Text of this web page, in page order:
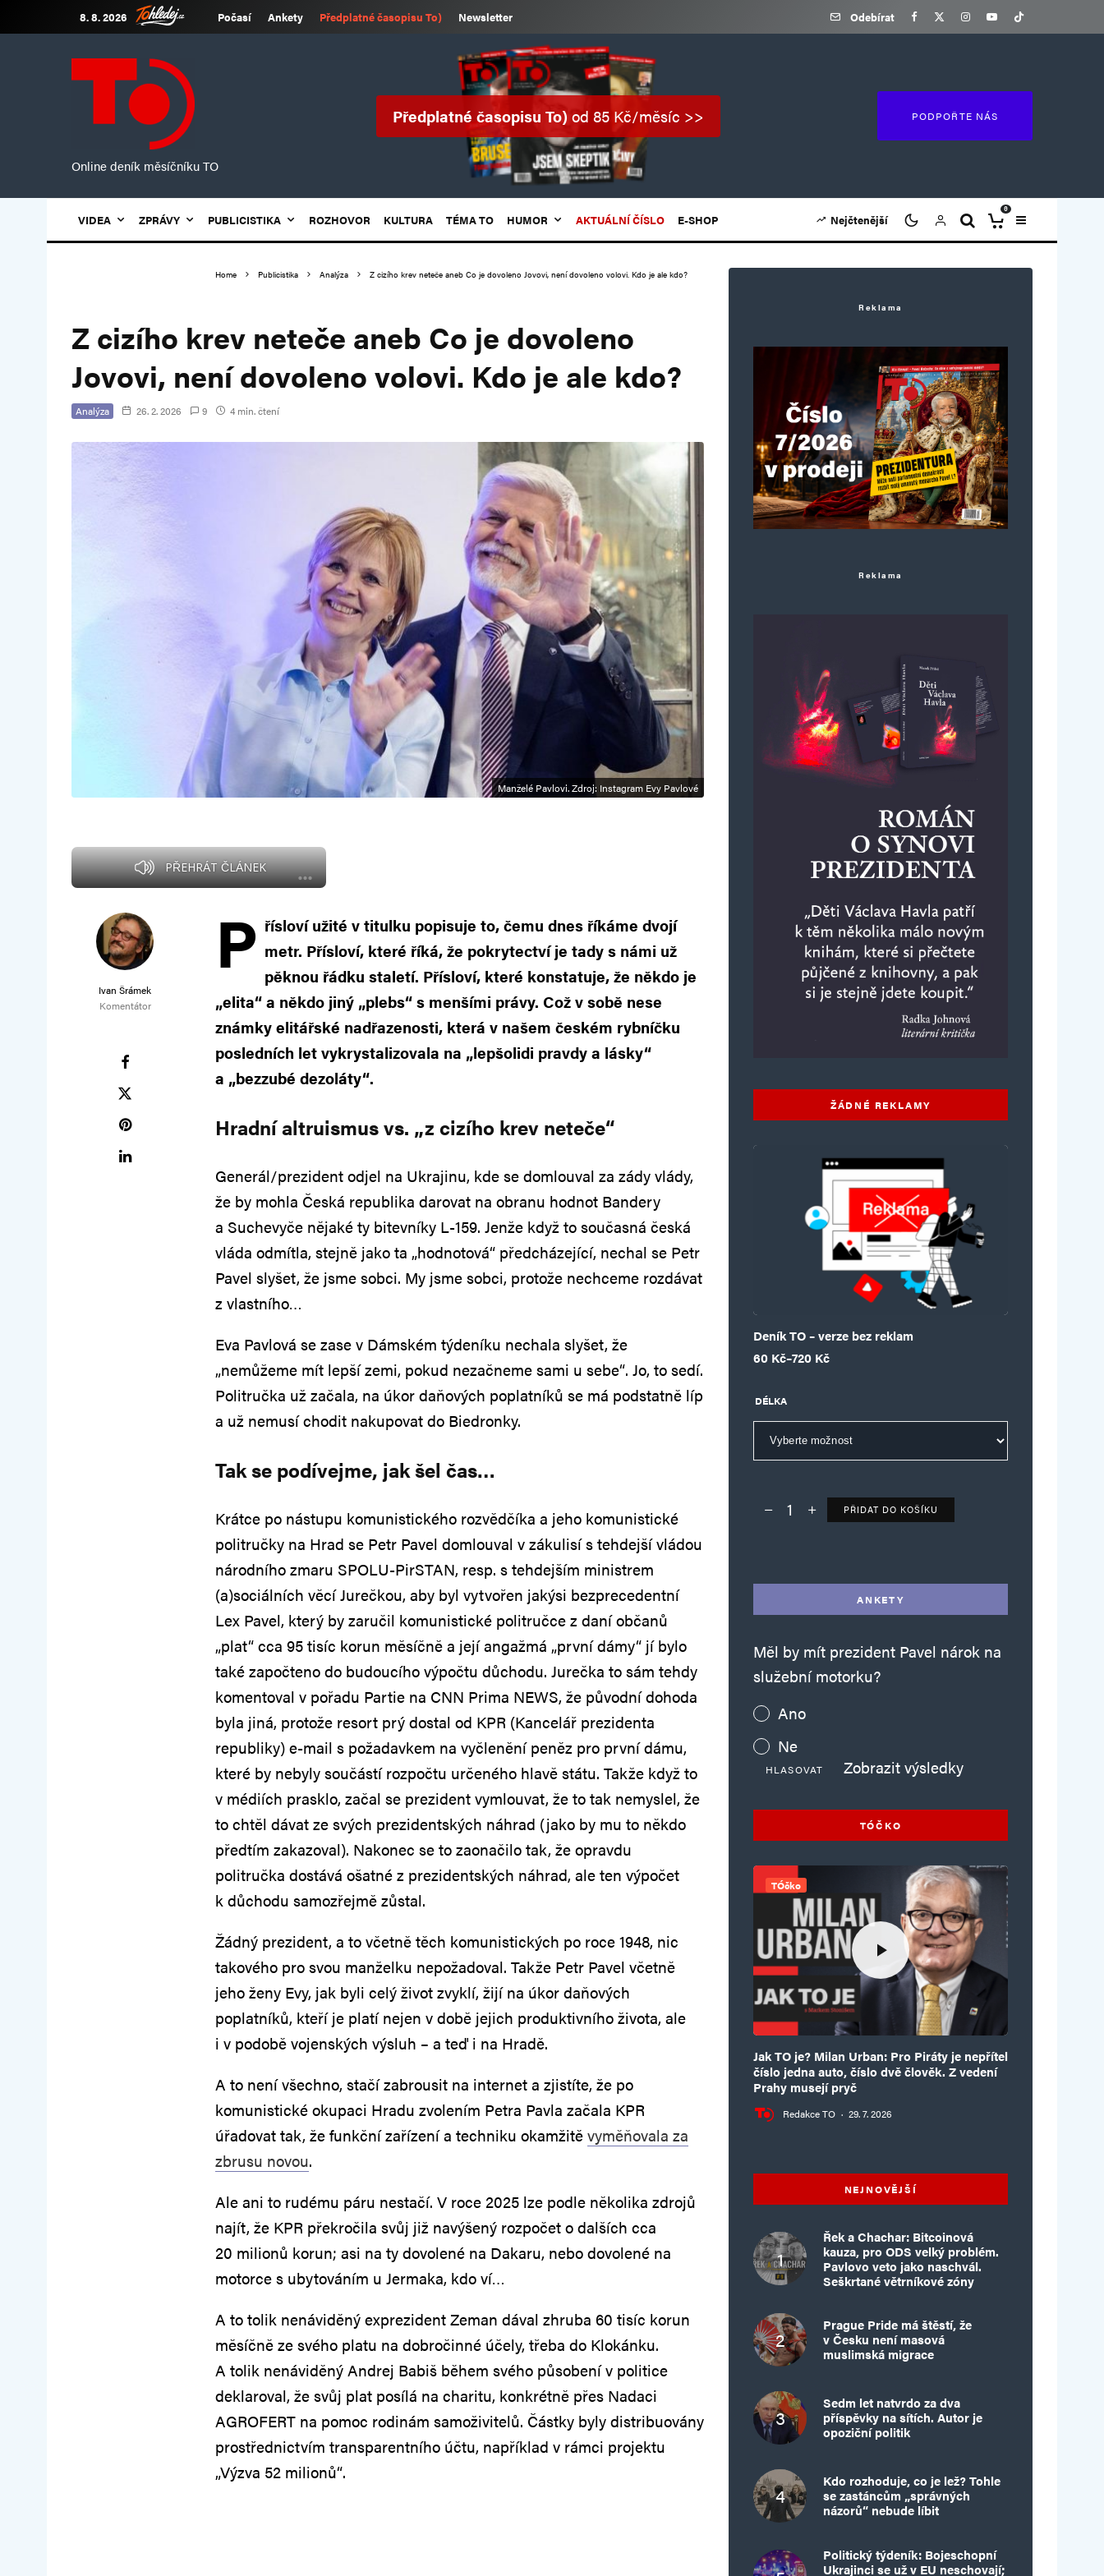
8. 8. 2026 Počasí Ankety Předplatné časopisu To) Newsletter Odebírat
Online deník měsíčníku TO
Předplatné časopisu To)od 85 Kč/měsíc >> PODPOŘTE NÁS
VIDEA ZPRÁVY PUBLICISTIKA ROZHOVOR KULTURA TÉMA TO HUMOR AKTUÁLNÍ ČÍSLO E-SHOP Nejčtenější
0
Home Publicistika Analýza Z cizího krev neteče aneb Co je dovoleno Jovovi, není dovoleno volovi. Kdo je ale kdo?
Z cizího krev neteče aneb Co je dovoleno
Jovovi, není dovoleno volovi. Kdo je ale kdo?
Analýza 26. 2. 2026 9 4 min. čtení
Manželé Pavlovi. Zdroj: Instagram Evy Pavlové
PŘEHRÁT ČLÁNEK
Ivan Šrámek
Komentátor
P řísloví užité v titulku popisuje to, čemu dnes říkáme dvojí
metr. Přísloví, které říká, že pokrytectví je tady s námi už
pěknou řádku staletí. Přísloví, které konstatuje, že někdo je
„elita“ a někdo jiný „plebs“ s menšími právy. Což v sobě nese
známky elitářské nadřazenosti, která v našem českém rybníčku
posledních let vykrystalizovala na „lepšolidi pravdy a lásky“
a „bezzubé dezoláty“.
Hradní altruismus vs. „z cizího krev neteče“
Generál/prezident odjel na Ukrajinu, kde se domlouval za zády vlády,
že by mohla Česká republika darovat na obranu hodnot Bandery
a Suchevyče nějaké ty bitevníky L-159. Jenže když to současná česká
vláda odmítla, stejně jako ta „hodnotová“ předcházející, nechal se Petr
Pavel slyšet, že jsme sobci. My jsme sobci, protože nechceme rozdávat
z vlastního…
Eva Pavlová se zase v Dámském týdeníku nechala slyšet, že
„nemůžeme mít lepší zemi, pokud nezačneme sami u sebe“. Jo, to sedí.
Politručka už začala, na úkor daňových poplatníků se má podstatně líp
a už nemusí chodit nakupovat do Biedronky.
Tak se podívejme, jak šel čas…
Krátce po nástupu komunistického rozvědčíka a jeho komunistické
politručky na Hrad se Petr Pavel domlouval v zákulisí s tehdejší vládou
národního zmaru SPOLU-PirSTAN, resp. s tehdejším ministrem
(a)sociálních věcí Jurečkou, aby byl vytvořen jakýsi bezprecedentní
Lex Pavel, který by zaručil komunistické politručce z daní občanů
„plat“ cca 95 tisíc korun měsíčně a její angažmá „první dámy“ jí bylo
také započteno do budoucího výpočtu důchodu. Jurečka to sám tehdy
komentoval v pořadu Partie na CNN Prima NEWS, že původní dohoda
byla jiná, protože resort prý dostal od KPR (Kancelář prezidenta
republiky) e-mail s požadavkem na vyčlenění peněz pro první dámu,
které by nebyly součástí rozpočtu určeného hlavě státu. Takže když to
v médiích prasklo, začal se prezident vymlouvat, že to tak nemyslel, že
to chtěl dávat ze svých prezidentských náhrad (jako by mu to někdo
předtím zakazoval). Nakonec se to zaonačilo tak, že opravdu
politručka dostává ošatné z prezidentských náhrad, ale ten výpočet
k důchodu samozřejmě zůstal.
Žádný prezident, a to včetně těch komunistických po roce 1948, nic
takového pro svou manželku nepožadoval. Takže Petr Pavel včetně
jeho ženy Evy, jak byli celý život zvyklí, žijí na úkor daňových
poplatníků, kteří je platí nejen v době jejich produktivního života, ale
i v podobě vojenských výsluh – a teď i na Hradě.
A to není všechno, stačí zabrousit na internet a zjistíte, že po
komunistické okupaci Hradu zvolením Petra Pavla začala KPR
úřadovat tak, že funkční zařízení a techniku okamžitěvyměňovala za
zbrusu novou.
Ale ani to rudému páru nestačí. V roce 2025 lze podle několika zdrojů
najít, že KPR překročila svůj již navýšený rozpočet o dalších cca
20 milionů korun; asi na ty dovolené na Dakaru, nebo dovolené na
motorce s ubytováním u Jermaka, kdo ví…
A to tolik nenáviděný exprezident Zeman dával zhruba 60 tisíc korun
měsíčně ze svého platu na dobročinné účely, třeba do Klokánku.
A tolik nenáviděný Andrej Babiš během svého působení v politice
deklaroval, že svůj plat posílá na charitu, konkrétně přes Nadaci
AGROFERT na pomoc rodinám samoživitelů. Částky byly distribuovány
prostřednictvím transparentního účtu, například v rámci projektu
„Výzva 52 milionů“.
Reklama
Reklama
ŽÁDNÉ REKLAMY
Deník TO – verze bez reklam
60 Kč–720 Kč
Rozpětí cen: 60 Kč až 720 Kč
DÉLKA
Deník TO – verze bez reklam množství
PŘIDAT DO KOŠÍKU
ANKETY
Měl by mít prezident Pavel nárok na
služební motorku?
Ano
Ne
HLASOVAT Zobrazit výsledky
TÓČKO
TÓčko
Jak TO je? Milan Urban: Pro Piráty je nepřítel
číslo jedna auto, číslo dvě člověk. Z vedení
Prahy musejí pryč
Redakce TO · 29. 7. 2026
NEJNOVĚJŠÍ
Řek a Chachar: Bitcoinová
kauza, pro ODS velký problém.
Pavlovo veto jako naschvál.
Seškrtané větrníkové zóny
Prague Pride má štěstí, že
v Česku není masová
muslimská migrace
Sedm let natvrdo za dva
příspěvky na sítích. Autor je
opoziční politik
Kdo rozhoduje, co je lež? Tohle
se zastáncům „správných
názorů“ nebude líbit
Politický týdeník: Bojeschopní
Ukrajinci se už v EU neschovají;